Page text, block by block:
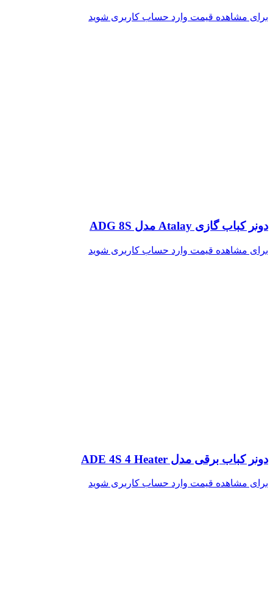
برای مشاهده قیمت وارد حساب کاربری شوید
دونر کباب گازی Atalay مدل ADG 8S
برای مشاهده قیمت وارد حساب کاربری شوید
دونر کباب برقی مدل ADE 4S 4 Heater
برای مشاهده قیمت وارد حساب کاربری شوید